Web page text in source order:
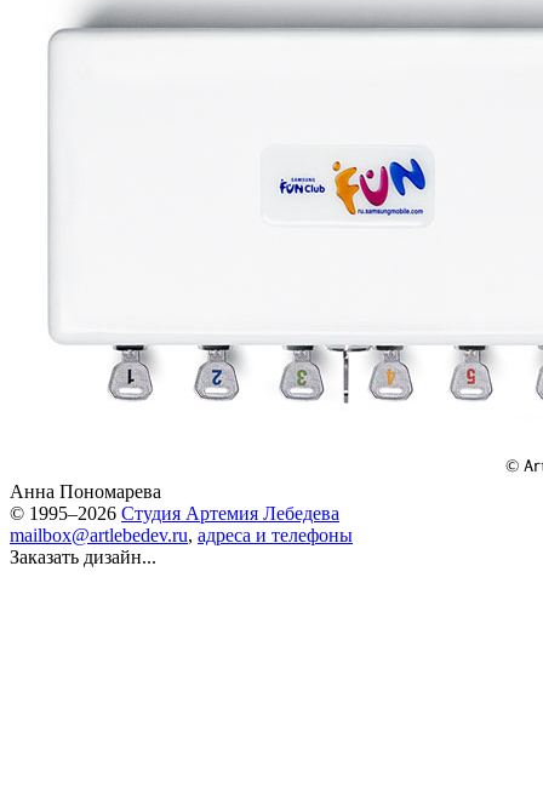
Анна Пономарева
© 1995–2026 Студия Артемия Лебедева
mailbox@artlebedev.ru, адреса и телефоны
Заказать дизайн...